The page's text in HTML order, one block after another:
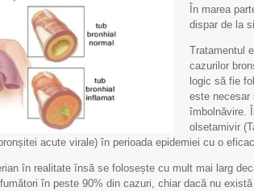
În marea
dispar de la
Tratamentul
cazurilor
logic să fie
este necesar
îmbolnăvire.
olsetamivir
acute virale) în perioada epidemiei cu o
în realitate însă se folosește cu mult mai larg
în peste 90% din cazuri, chiar dacă nu